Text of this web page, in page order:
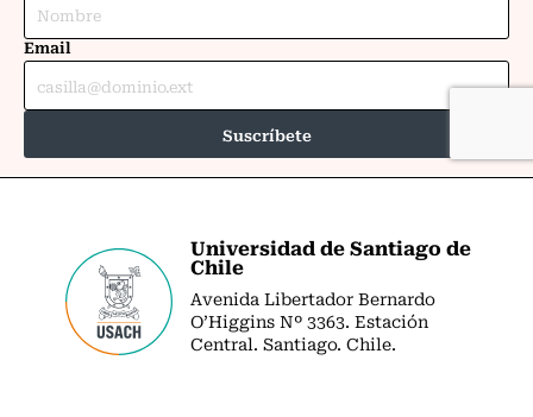
Universidad de Santiago de
Chile
Avenida Libertador Bernardo
O’Higgins Nº 3363. Estación
Central. Santiago. Chile.